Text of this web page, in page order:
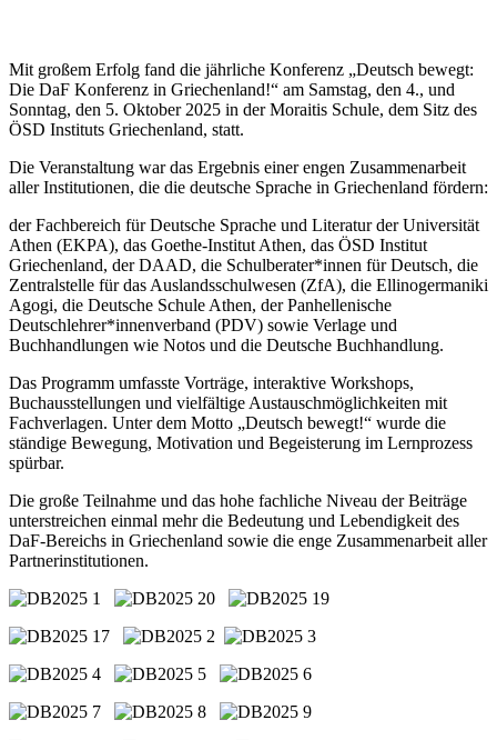
Mit großem Erfolg fand die jährliche Konferenz „Deutsch bewegt:
Die DaF Konferenz in Griechenland!“ am Samstag, den 4., und
Sonntag, den 5. Oktober 2025 in der Moraitis Schule, dem Sitz des
ÖSD Instituts Griechenland, statt.
Die Veranstaltung war das Ergebnis einer engen Zusammenarbeit
aller Institutionen, die die deutsche Sprache in Griechenland fördern:
der Fachbereich für Deutsche Sprache und Literatur der Universität
Athen (EKPA), das Goethe-Institut Athen, das ÖSD Institut
Griechenland, der DAAD, die Schulberater*innen für Deutsch, die
Zentralstelle für das Auslandsschulwesen (ZfA), die Ellinogermaniki
Agogi, die Deutsche Schule Athen, der Panhellenische
Deutschlehrer*innenverband (PDV) sowie Verlage und
Buchhandlungen wie Notos und die Deutsche Buchhandlung.
Das Programm umfasste Vorträge, interaktive Workshops,
Buchausstellungen und vielfältige Austauschmöglichkeiten mit
Fachverlagen. Unter dem Motto „Deutsch bewegt!“ wurde die
ständige Bewegung, Motivation und Begeisterung im Lernprozess
spürbar.
Die große Teilnahme und das hohe fachliche Niveau der Beiträge
unterstreichen einmal mehr die Bedeutung und Lebendigkeit des
DaF-Bereichs in Griechenland sowie die enge Zusammenarbeit aller
Partnerinstitutionen.